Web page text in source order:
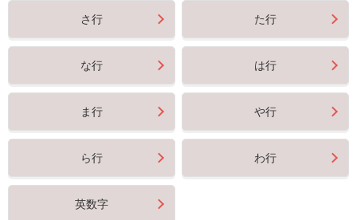
さ行 た行
な行 は行
ま行 や行
ら行 わ行
英数字